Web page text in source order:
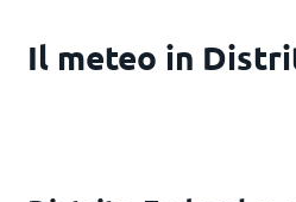
Il meteo in